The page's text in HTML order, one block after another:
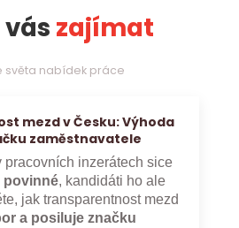
zajímat
světa nabídek práce
mezd v Česku: Výhoda
zaměstnavatele
pracovních inzerátech sice
povinné, kandidáti ho ale
jak transparentnost mezd
a posiluje značku